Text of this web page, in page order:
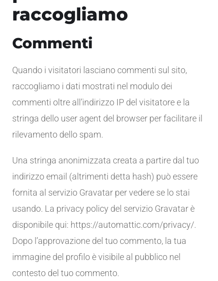
raccogliamo
Commenti
Quando i visitatori lasciano commenti sul sito,
raccogliamo i dati mostrati nel modulo dei
commenti oltre all’indirizzo IP del visitatore e la
stringa dello user agent del browser per facilitare il
rilevamento dello spam.
Una stringa anonimizzata creata a partire dal tuo
indirizzo email (altrimenti detta hash) può essere
fornita al servizio Gravatar per vedere se lo stai
usando. La privacy policy del servizio Gravatar è
disponibile qui: https://automattic.com/privacy/.
Dopo l’approvazione del tuo commento, la tua
immagine del profilo è visibile al pubblico nel
contesto del tuo commento.